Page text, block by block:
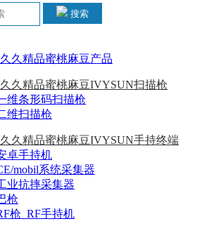
搜索
久精品蜜桃麻豆产品
久精品蜜桃麻豆IVYSUN扫描枪
维条形码扫描枪
维扫描枪
久精品蜜桃麻豆IVYSUN手持终端
卓手持机
mobil系统采集器
业抗摔采集器
枪
枪_RF手持机